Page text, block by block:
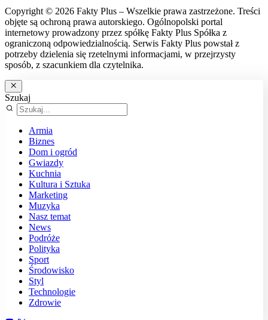
Copyright © 2026 Fakty Plus – Wszelkie prawa zastrzeżone. Treści
objęte są ochroną prawa autorskiego. Ogólnopolski portal
internetowy prowadzony przez spółkę Fakty Plus Spółka z
ograniczoną odpowiedzialnością. Serwis Fakty Plus powstał z
potrzeby dzielenia się rzetelnymi informacjami, w przejrzysty
sposób, z szacunkiem dla czytelnika.
Szukaj
Armia
Biznes
Dom i ogród
Gwiazdy
Kuchnia
Kultura i Sztuka
Marketing
Muzyka
Nasz temat
News
Podróże
Polityka
Sport
Środowisko
Styl
Technologie
Zdrowie